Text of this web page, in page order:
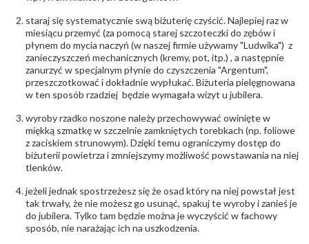
staraj się systematycznie swą biżuterię czyścić. Najlepiej raz w
miesiącu przemyć (za pomocą starej szczoteczki do zębów i
płynem do mycia naczyń (w naszej firmie używamy "Ludwika") z
zanieczyszczeń mechanicznych (kremy, pot, itp.) , a następnie
zanurzyć w specjalnym płynie do czyszczenia "Argentum",
przeszczotkować i dokładnie wypłukać. Biżuteria pielęgnowana
w ten sposób rzadziej będzie wymagała wizyt u jubilera.
wyroby rzadko noszone należy przechowywać owinięte w
miękką szmatkę w szczelnie zamkniętych torebkach (np. foliowe
z zaciskiem strunowym). Dzięki temu ograniczymy dostęp do
biżuterii powietrza i zmniejszymy możliwość powstawania na niej
tlenków.
jeżeli jednak spostrzeżesz się że osad który na niej powstał jest
tak trwały, że nie możesz go usunąć, spakuj te wyroby i zanieś je
do jubilera. Tylko tam będzie można je wyczyścić w fachowy
sposób, nie narażając ich na uszkodzenia.